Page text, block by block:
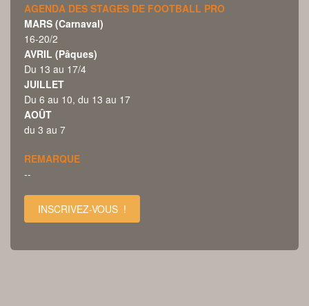
AGENDA DES STAGES DE FOOTBALL PRO
MARS (Carnaval)
16-20/2
AVRIL (Pâques)
Du 13 au 17/4
JUILLET
Du 6 au 10, du 13 au 17
AOÛT
du 3 au 7
REMARQUE
--
INSCRIVEZ-VOUS !